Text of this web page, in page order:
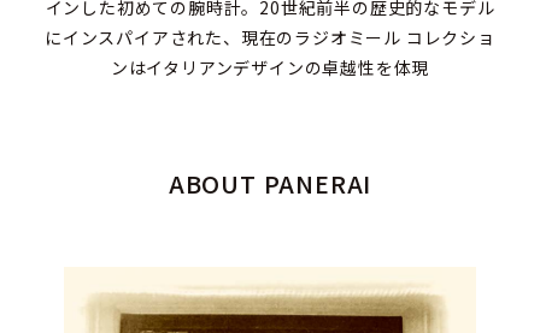
インした初めての腕時計。20世紀前半の歴史的なモデル
にインスパイアされた、現在のラジオミール コレクショ
ンはイタリアンデザインの卓越性を体現
ABOUT PANERAI